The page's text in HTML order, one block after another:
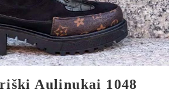
Aulinukai 1048